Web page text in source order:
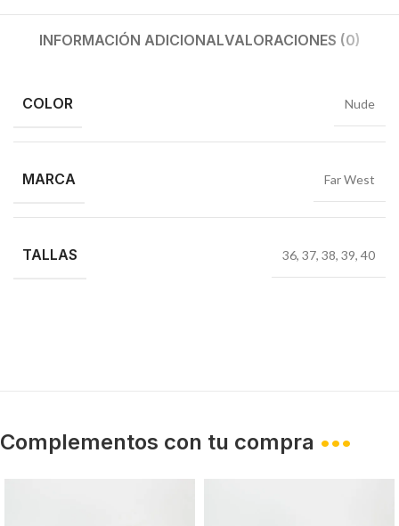
INFORMACIÓN ADICIONALVALORACIONES (0)
COLOR Nude
MARCA Far West
TALLAS 36, 37, 38, 39, 40
Complementos con tu compra •••